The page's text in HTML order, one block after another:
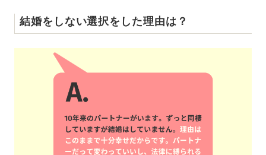
結婚をしない選択をした理由は？